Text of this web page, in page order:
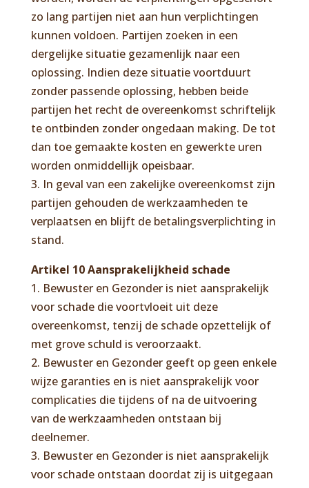
zo lang partijen niet aan hun verplichtingen
kunnen voldoen. Partijen zoeken in een
dergelijke situatie gezamenlijk naar een
oplossing. Indien deze situatie voortduurt
zonder passende oplossing, hebben beide
partijen het recht de overeenkomst schriftelijk
te ontbinden zonder ongedaan making. De tot
dan toe gemaakte kosten en gewerkte uren
worden onmiddellijk opeisbaar.
3. In geval van een zakelijke overeenkomst zijn
partijen gehouden de werkzaamheden te
verplaatsen en blijft de betalingsverplichting in
stand.
Artikel 10 Aansprakelijkheid schade
1. Bewuster en Gezonder is niet aansprakelijk
voor schade die voortvloeit uit deze
overeenkomst, tenzij de schade opzettelijk of
met grove schuld is veroorzaakt.
2. Bewuster en Gezonder geeft op geen enkele
wijze garanties en is niet aansprakelijk voor
complicaties die tijdens of na de uitvoering
van de werkzaamheden ontstaan bij
deelnemer.
3. Bewuster en Gezonder is niet aansprakelijk
voor schade ontstaan doordat zij is uitgegaan